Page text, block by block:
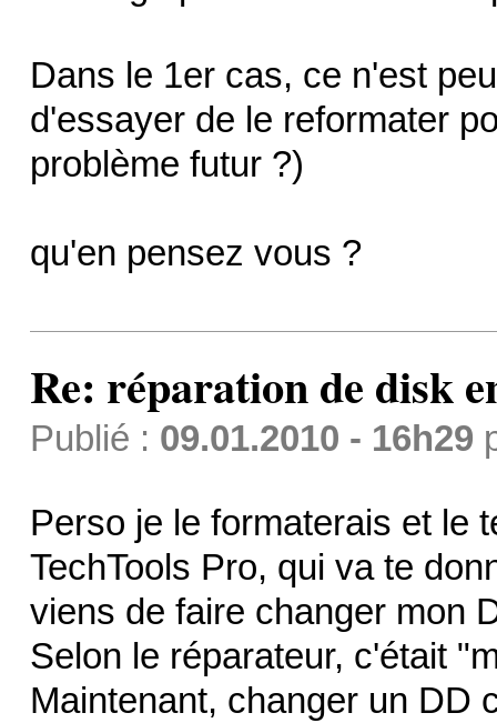
Dans le 1er cas, ce n'est
d'essayer de le reformater
problème futur ?)
qu'en pensez vous ?
Re: réparation de disk
Publié : 09.01.2010 - 16h29
Perso je le formaterais et le
TechTools Pro, qui va te
viens de faire changer mon
Selon le réparateur, c'était
Maintenant, changer un DD